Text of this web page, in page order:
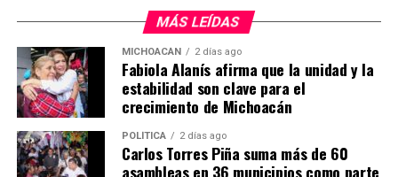
El arquitecto Rodolfo Alavez , padrino de la generación
y representante de la empresa, compartió su
experiencia:“Los chicos mostraron mucho entusiasmo.
No solo aprendieron en oficina, sino también en obra,
conviviendo con albañiles y entendiendo procesos
MÁS LEÍDAS
MICHOACÁN 2 días ago
Fabiola Alanís afirma que la unidad y la
estabilidad son clave para el
crecimiento de Michoacán
POLÍTICA 2 días ago
Carlos Torres Piña suma más de 60
asambleas en 36 municipios como parte